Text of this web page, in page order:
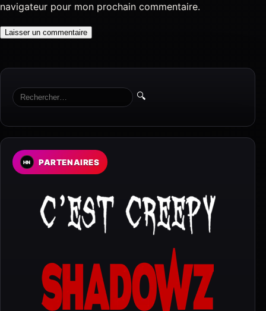
navigateur pour mon prochain commentaire.
🔍
PARTENAIRES